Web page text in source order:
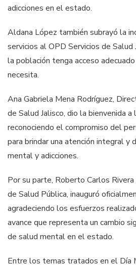
adicciones en el estado.
Aldana López también subrayó la
servicios al OPD Servicios de Salud
la población tenga acceso
necesita.
Ana Gabriela Mena Rodríguez,
de Salud Jalisco, dio la bienvenida
reconociendo el compromiso del
para brindar una atención integral y
mental y adicciones.
Por su parte, Roberto Carlos
de Salud Pública, inauguró
agradeciendo los esfuerzos
avance que representa un cambio
de salud mental en el estado.
Entre los temas tratados en el Día